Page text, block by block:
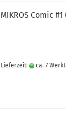
MI­KROS Comic
Lieferzeit: ca. 7